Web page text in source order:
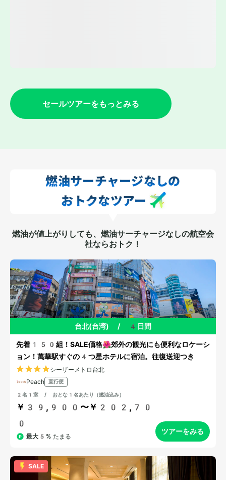
セールツアーをもっとみる
燃油サーチャージなしの
おトクなツアー
燃油が値上がりしても、燃油サーチャージなしの航空会
社ならおトク！
台北(台湾) / 4日間
先着150組！SALE価格🌺郊外の観光にも便利なロケーシ
ョン！萬華駅すぐの4つ星ホテルに宿泊。往復送迎つき
シーザーメトロ台北
Peach
直行便
2名1室 / おとな1名あたり（燃油込み）
￥39,900〜￥202,70
0
最大5% たまる
ツアーをみる
SALE